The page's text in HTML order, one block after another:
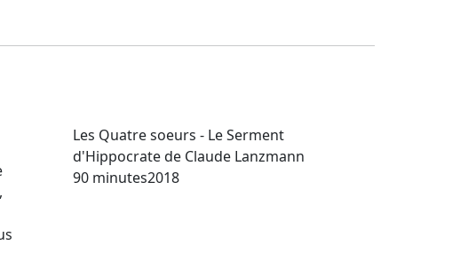
Les Quatre soeurs - Le Serment
d'Hippocratede Claude Lanzmann
90 minutes2018